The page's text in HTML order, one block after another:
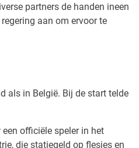
partners de handen ineen
aan om ervoor te
als in België. Bij de start telde
officiële speler in het
die statiegeld op flesjes en